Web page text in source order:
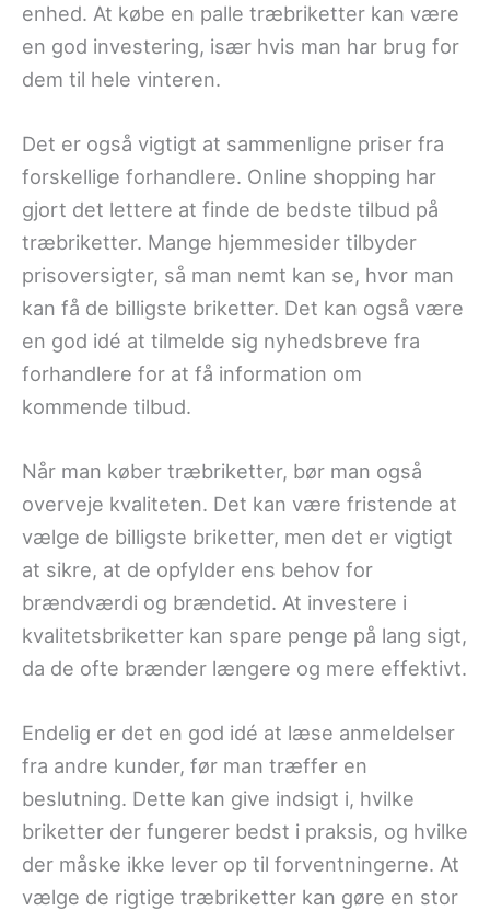
enhed. At købe en palle træbriketter kan være
en god investering, især hvis man har brug for
dem til hele vinteren.
Det er også vigtigt at sammenligne priser fra
forskellige forhandlere. Online shopping har
gjort det lettere at finde de bedste tilbud på
træbriketter. Mange hjemmesider tilbyder
prisoversigter, så man nemt kan se, hvor man
kan få de billigste briketter. Det kan også være
en god idé at tilmelde sig nyhedsbreve fra
forhandlere for at få information om
kommende tilbud.
Når man køber træbriketter, bør man også
overveje kvaliteten. Det kan være fristende at
vælge de billigste briketter, men det er vigtigt
at sikre, at de opfylder ens behov for
brændværdi og brændetid. At investere i
kvalitetsbriketter kan spare penge på lang sigt,
da de ofte brænder længere og mere effektivt.
Endelig er det en god idé at læse anmeldelser
fra andre kunder, før man træffer en
beslutning. Dette kan give indsigt i, hvilke
briketter der fungerer bedst i praksis, og hvilke
der måske ikke lever op til forventningerne. At
vælge de rigtige træbriketter kan gøre en stor